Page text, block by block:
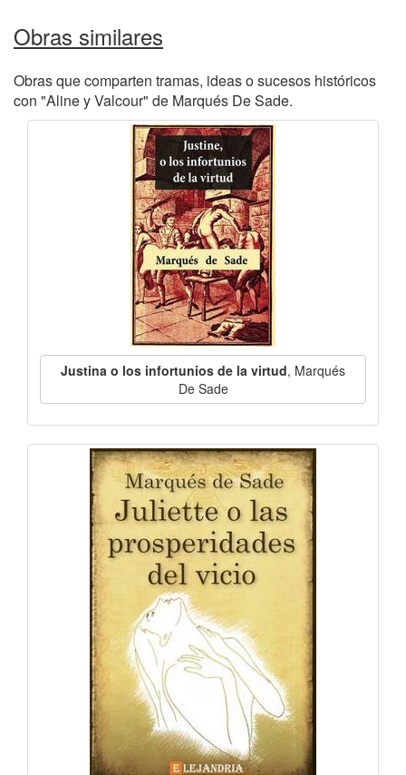
Obras similares
Obras que comparten tramas, ideas o sucesos históricos
con "Aline y Valcour" de Marqués De Sade.
Justina o los infortunios de la virtud, Marqués
De Sade